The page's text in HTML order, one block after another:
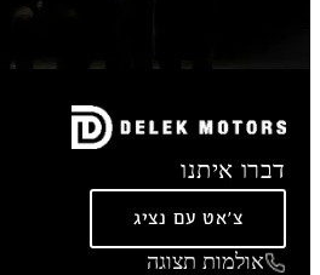
דברו איתנו
צ'אט עם נציג
אולמות תצוגה